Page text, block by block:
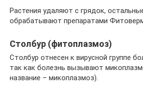
Растения удаляют с грядок,
обрабатывают препаратами
Столбур (фитоплазмоз)
Столбур отнесен к вирусной группе
так как болезнь вызывают
название – микоплазмоз).